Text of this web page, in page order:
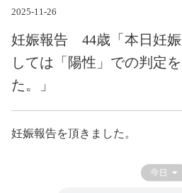
2025-11-26
妊娠報告 44歳「本日妊娠
しては「陽性」での判定
た。」
妊娠報告を頂きました。